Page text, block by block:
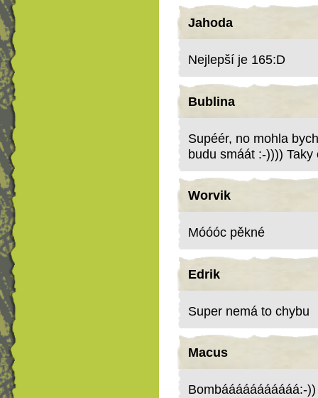
Jahoda
Nejlepší je 165:D
Bublina
Supéér, no mohla
budu smáát :-))))
Worvik
Móóóc pěkné
Edrik
Super nemá to chybu
Macus
Bombááááááááááá:-))